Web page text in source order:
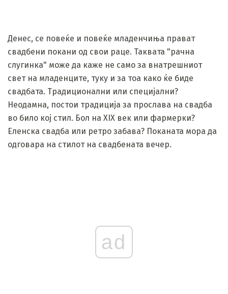
Денес, се повеќе и повеќе младенчиња прават
свадбени покани од свои раце. Таквата "рачна
слугинка" може да каже не само за внатрешниот
свет на младенците, туку и за тоа како ќе биде
свадбата. Традиционални или специјални?
Неодамна, постои традиција за прослава на свадба
во било кој стил. Бол на XIX век или фармерки?
Еленска свадба или ретро забава? Поканата мора да
одговара на стилот на свадбената вечер.
ad